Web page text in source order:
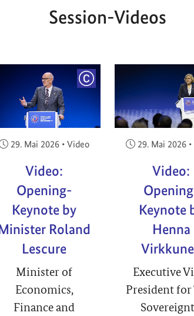
Session-Videos
COPYRIGHT
Veröffentlicht am:
29. Mai 2026 • Video
Video:
Opening-
Keynote by
Roland
Lescure
Minister of
Economics,
Finance and
Veröffentlicht
29. Mai 2026 •
Video:
Keynote
Henna
Executive
President for